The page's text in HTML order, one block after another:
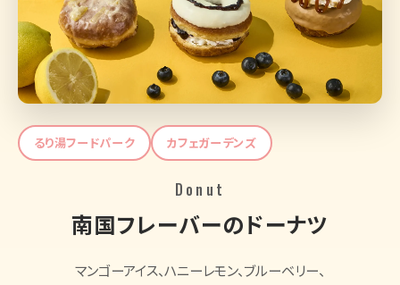
るり湯フードパーク カフェガーデンズ
Donut
南国フレーバーのドーナツ
マンゴーアイス、ハニーレモン、ブルーベリー、